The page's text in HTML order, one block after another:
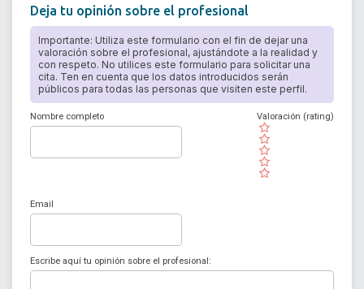
Deja tu opinión sobre el profesional
Importante: Utiliza este formulario con el fin de dejar una
valoración sobre el profesional, ajustándote a la realidad y
con respeto. No utilices este formulario para solicitar una
cita. Ten en cuenta que los datos introducidos serán
públicos para todas las personas que visiten este perfil.
Nombre completo
( )
( )
( )
( )
( )
Valoración (rating)
Email
Escribe aquí tu opinión sobre el profesional: